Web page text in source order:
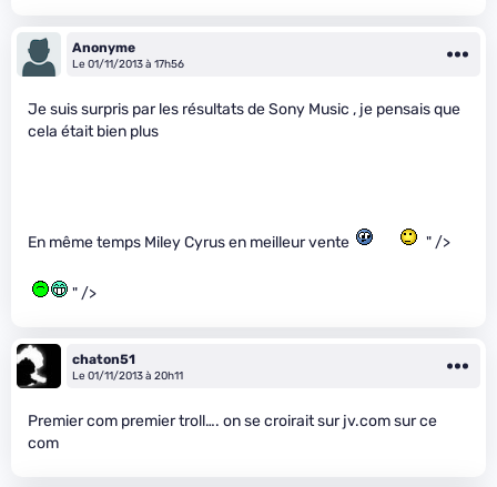
Anonyme
Le 01/11/2013 à 17h56
Je suis surpris par les résultats de Sony Music , je pensais que
cela était bien plus
En même temps Miley Cyrus en meilleur vente " />
" />
chaton51
Le 01/11/2013 à 20h11
Premier com premier troll…. on se croirait sur jv.com sur ce
com